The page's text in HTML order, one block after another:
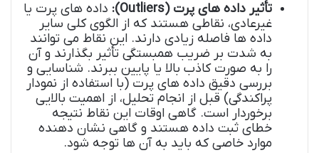
تأثیر داده های پرت (Outliers):
داده های پرت یا
غیرعادی، نقاطی هستند که از الگوی کلی سایر
داده ها فاصله زیادی دارند. این نقاط می توانند
به شدت بر ضریب همبستگی تأثیر بگذارند و آن
را به صورت کاذب بالا یا پایین ببرند. شناسایی و
بررسی دقیق داده های پرت (با استفاده از نمودار
پراکندگی) قبل از انجام تحلیل، از اهمیت بالایی
برخوردار است. گاهی اوقات این نقاط نتیجه
خطای ثبت داده هستند و گاهی نشان دهنده
موارد خاصی که باید به آن ها توجه شود.